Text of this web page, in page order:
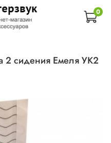
0
2 сидения Емеля УК2